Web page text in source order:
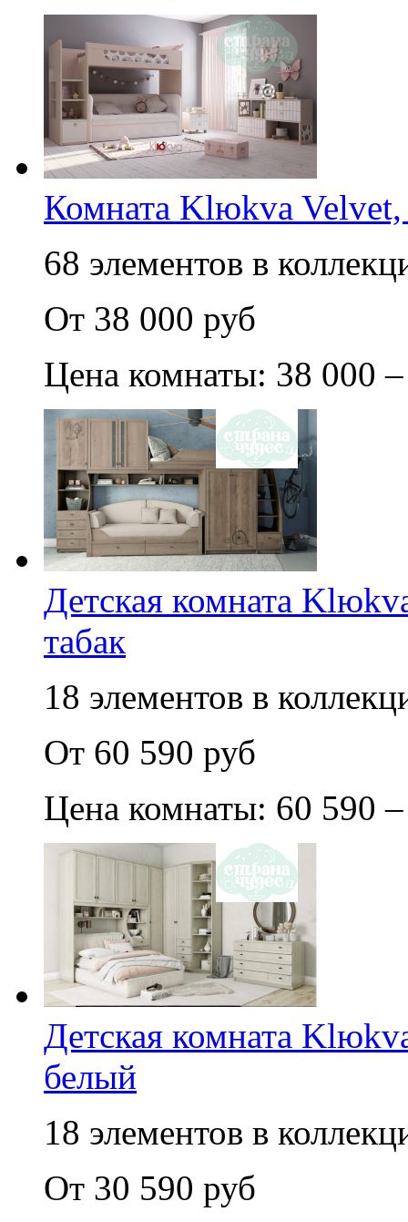
Комната Klюkva
68 элементов в
От 38 000 руб
Цена комнаты: 38 000
Детская комната
табак
18 элементов в
От 60 590 руб
Цена комнаты: 60 590
Детская комната
белый
18 элементов в
От 30 590 руб